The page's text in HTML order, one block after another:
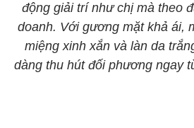
động giải trí như chị mà theo
doanh. Với gương mặt khả ái,
miệng xinh xắn và làn da
dàng thu hút đối phương ngay